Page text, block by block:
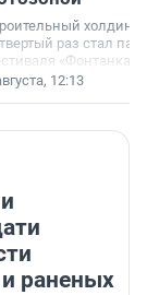
холдинг
раз стал
«Фонтанка
компания
12:13
раненых